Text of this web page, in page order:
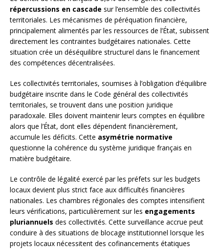
répercussions en cascade sur l’ensemble des collectivités
territoriales. Les mécanismes de péréquation financière,
principalement alimentés par les ressources de l’État, subissent
directement les contraintes budgétaires nationales. Cette
situation crée un déséquilibre structurel dans le financement
des compétences décentralisées.
Les collectivités territoriales, soumises à l’obligation d’équilibre
budgétaire inscrite dans le Code général des collectivités
territoriales, se trouvent dans une position juridique
paradoxale. Elles doivent maintenir leurs comptes en équilibre
alors que l’État, dont elles dépendent financièrement,
accumule les déficits. Cette asymétrie normative
questionne la cohérence du système juridique français en
matière budgétaire.
Le contrôle de légalité exercé par les préfets sur les budgets
locaux devient plus strict face aux difficultés financières
nationales. Les chambres régionales des comptes intensifient
leurs vérifications, particulièrement sur les engagements
pluriannuels des collectivités. Cette surveillance accrue peut
conduire à des situations de blocage institutionnel lorsque les
projets locaux nécessitent des cofinancements étatiques